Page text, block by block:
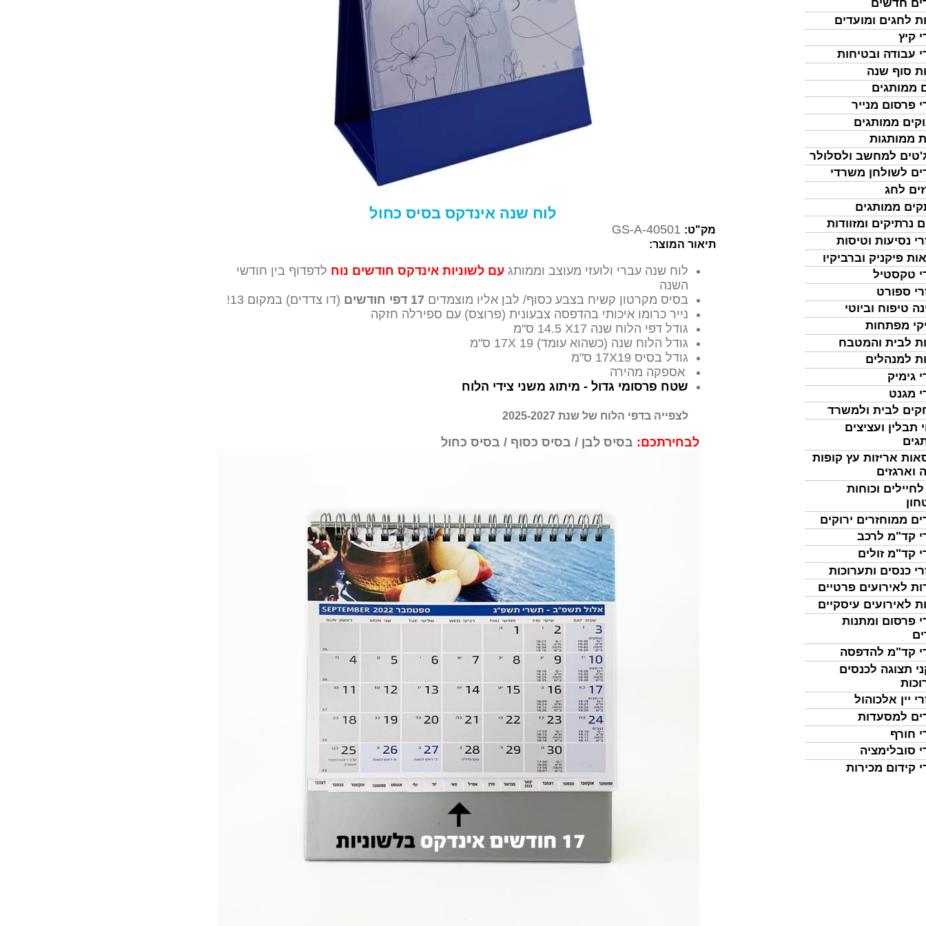
חדשים
לחגים ומועדים
קיץ
עבודה ובטיחות
סוף שנה
ממותגים
פרסום מנייר
ממותגים
ממותגות
למחשב ולסלולר
לשולחן משרדי
לחג
ממותגים
נרתיקים ומזוודות
נסיעות וטיסות
פיקניק וברביקיו
טקסטיל
ספורט
טיפוח וביוטי
מפתחות
לבית והמטבח
למנהלים
גימיק
מגנט
לבית ולמשרד
תבלין ועציצים
אריזות עץ קופות
וארגזים
לחיילים וכוחות
ממוחזרים ירוקים
קד"מ לרכב
קד"מ זולים
כנסים ותערוכות
לאירועים פרטיים
לאירועים עיסקיים
פרסום ומתנות
קד"מ להדפסה
תצוגה לכנסים
יין אלכוהול
למסעדות
חורף
סובלימציה
קידום מכירות
לוח שנה אינדקס בסיס כחול
מק"ט: GS-A-40501
תיאור המוצר:
לוח שנה עברי ולועזי מעוצב וממותגעם לשוניות אינדקס חודשים נוח לדפדוף בין חודשי
השנה
בסיס מקרטון קשיח בצבע כסוף/ לבן אליו מוצמדים17 דפי חודשים
(דו צדדים) במקום 13!
נייר כרומו איכותי בהדפסה צבעונית (פרוצס) עם ספירלה חזקה
גודל דפי הלוח שנה 17
X 14.5 ס"מ
גודל הלוח שנה (כשהוא עומד) 17X 19 ס"מ
גודל בסיס 17X19 ס"מ
אספקה מהירה
שטח פרסומי גדול - מיתוג משני צידי הלוח
לצפייה בדפי הלוח של שנת 2025-2027
לבחירתכם: בסיס לבן / בסיס כסוף / בסיס כחול